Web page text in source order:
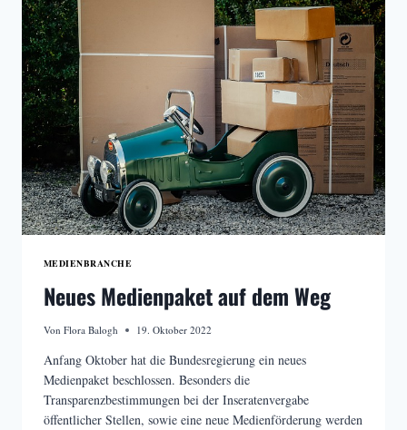
MEDIENBRANCHE
Neues Medienpaket auf dem Weg
Von Flora Balogh 19. Oktober 2022
Anfang Oktober hat die Bundesregierung ein neues
Medienpaket beschlossen. Besonders die
Transparenzbestimmungen bei der Inseratenvergabe
öffentlicher Stellen, sowie eine neue Medienförderung werden